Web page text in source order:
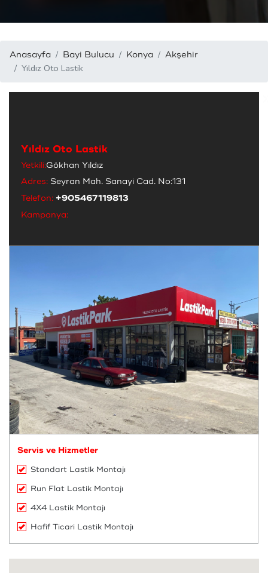
Anasayfa Bayi Bulucu Konya Akşehir
Yıldız Oto Lastik
Yıldız Oto Lastik
Yetkili:Gökhan Yıldız
Adres: Seyran Mah. Sanayi Cad. No:131
Telefon: +905467119813
Kampanya:
Servis ve Hizmetler
Standart Lastik Montajı
Run Flat Lastik Montajı
4X4 Lastik Montajı
Hafif Ticari Lastik Montajı